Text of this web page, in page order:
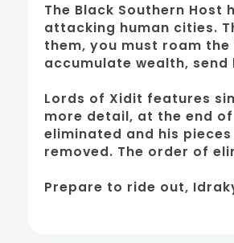
The Black Southern
attacking human cities.
them, you must roam
accumulate wealth, send
Lords of Xidit features
more detail, at the end
eliminated and his
removed. The order of
Prepare to ride out,